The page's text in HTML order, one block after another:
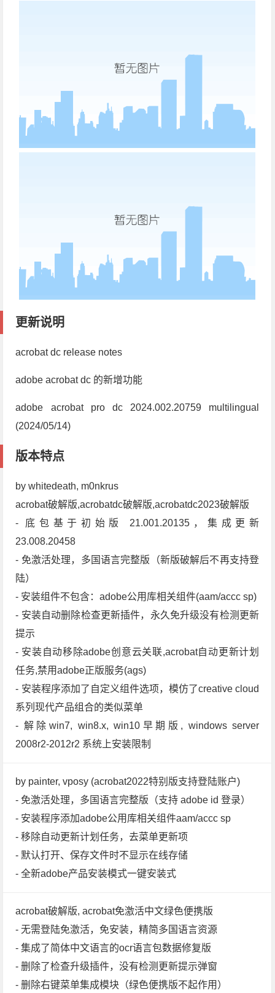
更新说明
acrobat dc release notes
adobe acrobat dc 的新增功能
adobe acrobat pro dc 2024.002.20759 multilingual
(2024/05/14)
版本特点
by whitedeath, m0nkrus
acrobat破解版,acrobatdc破解版,acrobatdc2023破解版
- 底包基于初始版 21.001.20135，集成更新
23.008.20458
- 免激活处理，多国语言完整版（新版破解后不再支持登
陆）
- 安装组件不包含：adobe公用库相关组件(aam/accc sp)
- 安装自动删除检查更新插件，永久免升级没有检测更新
提示
- 安装自动移除adob​​e创意云关联,acrobat自动更新计划
任务,禁用adob​​e正版服务(ags)
- 安装程序添加了自定义组件选项，模仿了creative cloud
系列现代产品组合的类似菜单
- 解除win7, win8.x, win10早期版, windows server
2008r2-2012r2 系统上安装限制
by painter, vposy (acrobat2022特别版支持登陆账户)
- 免激活处理，多国语言完整版（支持 adobe id 登录）
- 安装程序添加adobe公用库相关组件aam/accc sp
- 移除自动更新计划任务，去菜单更新项
- 默认打开、保存文件时不显示在线存储
- 全新adobe产品安装模式一键安装式
acrobat破解版, acrobat免激活中文绿色便携版
- 无需登陆免激活，免安装，精简多国语言资源
- 集成了简体中文语言的ocr语言包数据修复版
- 删除了检查升级插件，没有检测更新提示弹窗
- 删除右键菜单集成模块（绿色便携版不起作用）